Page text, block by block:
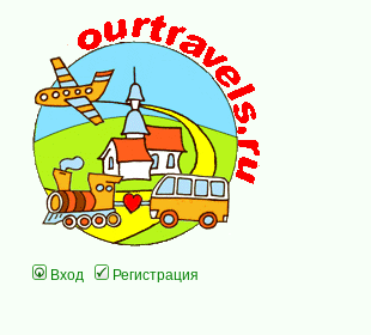
Вход Регистрация